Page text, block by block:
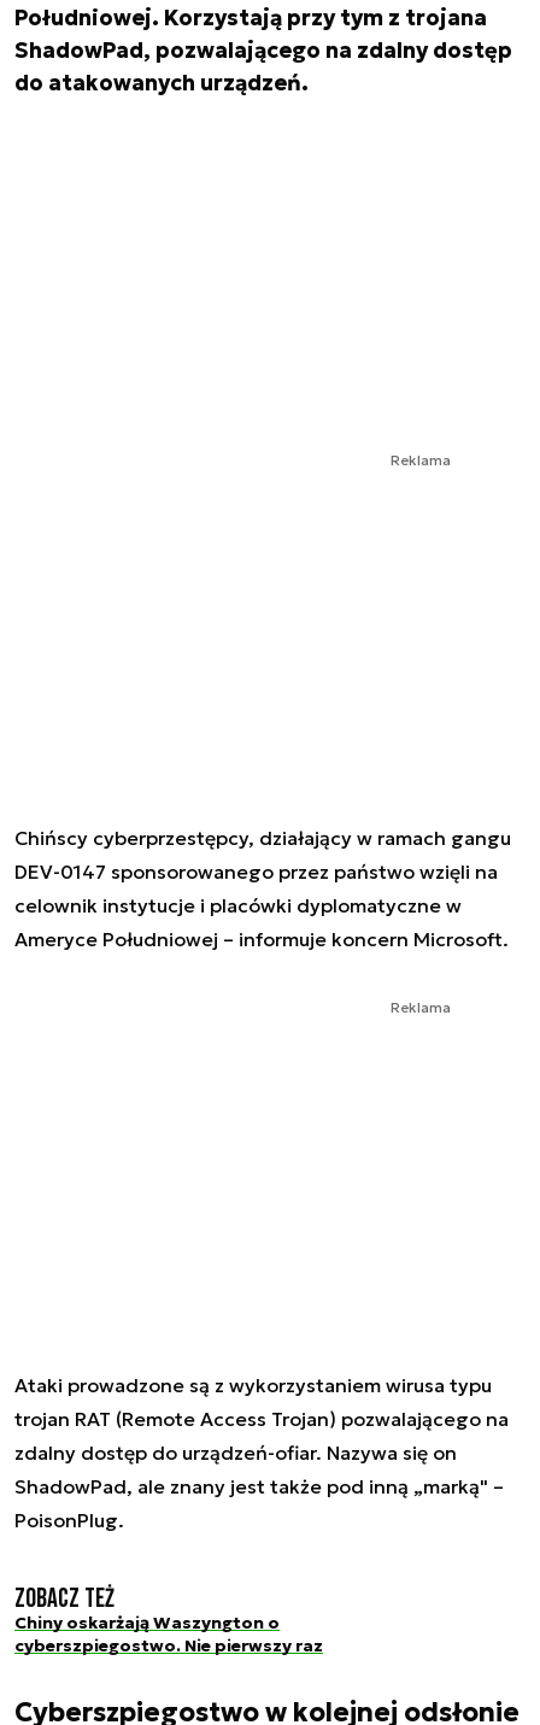
Południowej. Korzystają przy tym z trojana
ShadowPad, pozwalającego na zdalny dostęp
do atakowanych urządzeń.
Reklama
Chińscy cyberprzestępcy, działający w ramach gangu
DEV-0147 sponsorowanego przez państwo wzięli na
celownik instytucje i placówki dyplomatyczne w
Ameryce Południowej – informuje koncern Microsoft.
Reklama
Ataki prowadzone są z wykorzystaniem wirusa typu
trojan RAT (Remote Access Trojan) pozwalającego na
zdalny dostęp do urządzeń-ofiar. Nazywa się on
ShadowPad, ale znany jest także pod inną „marką" –
PoisonPlug.
Zobacz też
Chiny oskarżają Waszyngton o
cyberszpiegostwo. Nie pierwszy raz
Cyberszpiegostwo w kolejnej odsłonie